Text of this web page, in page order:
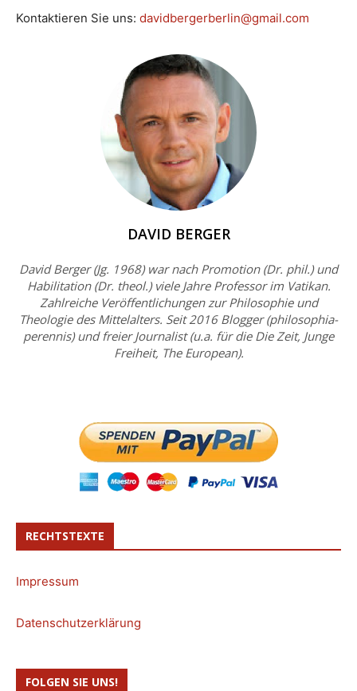
Kontaktieren Sie uns: davidbergerberlin@gmail.com
DAVID BERGER
David Berger (Jg. 1968) war nach Promotion (Dr. phil.) und
Habilitation (Dr. theol.) viele Jahre Professor im Vatikan.
Zahlreiche Veröffentlichungen zur Philosophie und
Theologie des Mittelalters. Seit 2016 Blogger (philosophia-
perennis) und freier Journalist (u.a. für die Die Zeit, Junge
Freiheit, The European).
RECHTSTEXTE
Impressum
Datenschutzerklärung
FOLGEN SIE UNS!